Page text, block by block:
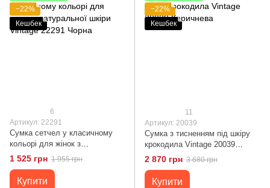
−22%
Кешбек
6
Артикул: 22291
Сумка сетчел у класичному
кольорі для жінок з
натуральної шкіри Vintage
22291 Чорна
1 525 грн 1 955 грн
Купити
−22%
Кешбек
11
Артикул: 20039
Сумка з тисненням під шкіру
крокодила Vintage 20039
Коричнева
2 870 грн 3 680 грн
Купити